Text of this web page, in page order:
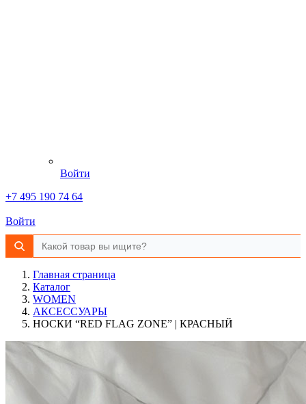
Войти
+7 495 190 74 64
Войти
Главная страница
Каталог
WOMEN
АКСЕССУАРЫ
НОСКИ “RED FLAG ZONE” | КРАСНЫЙ